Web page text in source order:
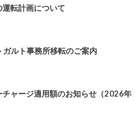
転計画について
ルト事務所移転のご案内
ャージ適用額のお知らせ（2026年